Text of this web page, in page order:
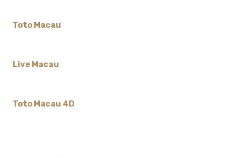
Toto Macau
Live Macau
Toto Macau 4D